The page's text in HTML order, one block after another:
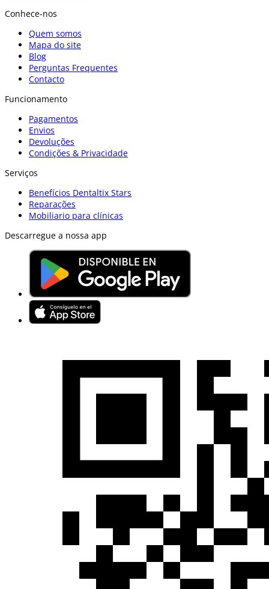
Conhece-nos
Quem somos
Mapa do site
Blog
Perguntas Frequentes
Contacto
Funcionamento
Pagamentos
Envios
Devoluções
Condições & Privacidade
Serviços
Benefícios Dentaltix Stars
Reparações
Mobiliario para clínicas
Descarregue a nossa app